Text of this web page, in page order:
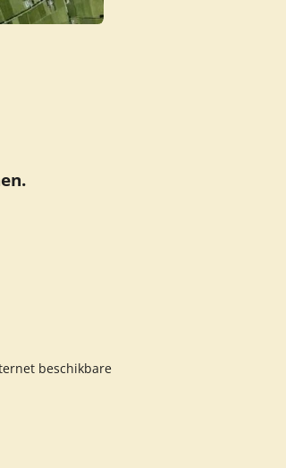
beschikbare